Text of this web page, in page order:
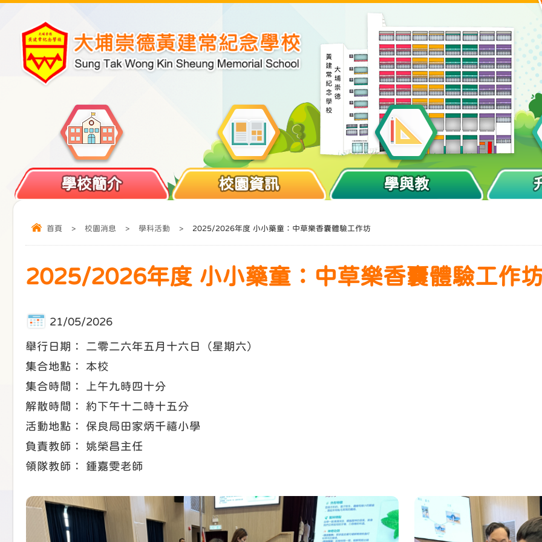
學校簡介 校園資訊 學與教
首頁 > 校園消息 > 學科活動 > 2025/2026年度 小小藥童：中草樂香囊體驗工作坊
2025/2026年度 小小藥童：中草樂香囊體驗工作
21/05/2026
舉行日期： 二零二六年五月十六日（星期六）
集合地點： 本校
集合時間： 上午九時四十分
解散時間： 約下午十二時十五分
活動地點： 保良局田家炳千禧小學
負責教師： 姚榮昌主任
領隊教師： 鍾嘉雯老師